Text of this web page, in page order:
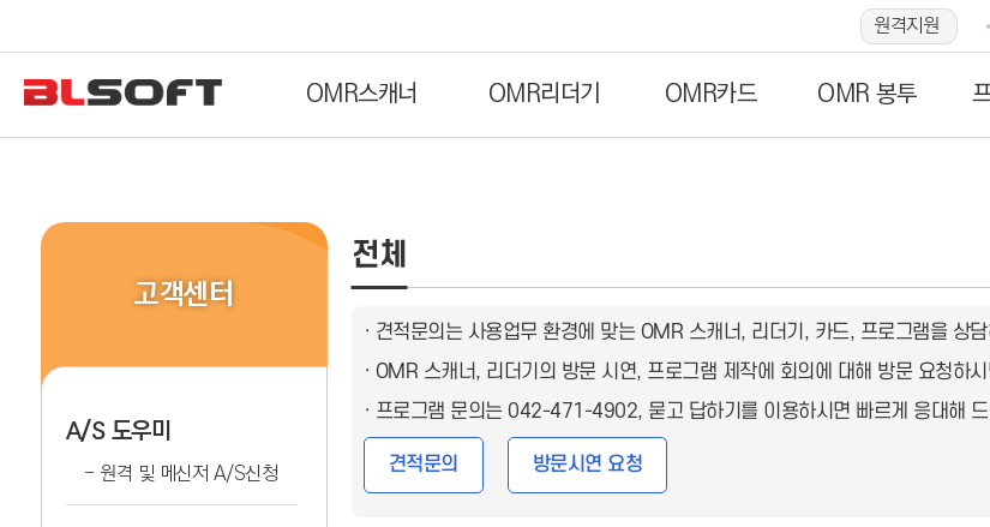
원격지원
OMR스캐너 OMR리더기 OMR카드 OMR 봉투
고객센터
A/S 도우미
원격 및 메신저 A/S신청
전체
· 견적문의는 사용업무 환경에 맞는 OMR 스캐너, 리더기, 카드, 프로그램을 상
· OMR 스캐너, 리더기의 방문 시연, 프로그램 제작에 회의에 대해 방문 요청하
· 프로그램 문의는 042-471-4902, 묻고 답하기를 이용하시면 빠르게 응대해
견적문의 방문시연 요청